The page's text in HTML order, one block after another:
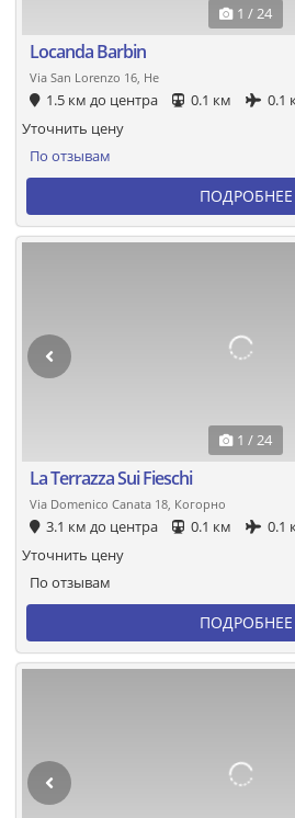
1 / 24
Locanda Barbin
Via San Lorenzo 16, Не
1.5 км до центра 0.1 км 0.1
По отзывам
Уточнить цену
ПОДРОБНЕЕ
1 / 24
La Terrazza Sui Fieschi
Via Domenico Canata 18, Когорно
3.1 км до центра 0.1 км 0.1
По отзывам
Уточнить цену
ПОДРОБНЕЕ